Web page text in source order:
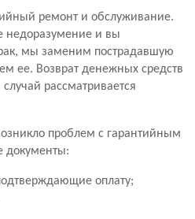
ремонт и обслуживание.
недоразумение и вы
мы заменим пострадавшую
ее. Возврат денежных средств
рассматривается
проблем с гарантийным
документы:
оплату;